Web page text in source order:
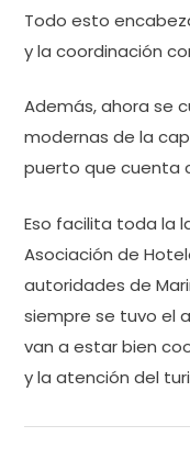
Todo esto
y la coordinación
Además, ahora se
modernas de la
puerto que cuenta
Eso facilita toda la
Asociación de
autoridades de
siempre se tuvo el
van a estar bien
y la atención del